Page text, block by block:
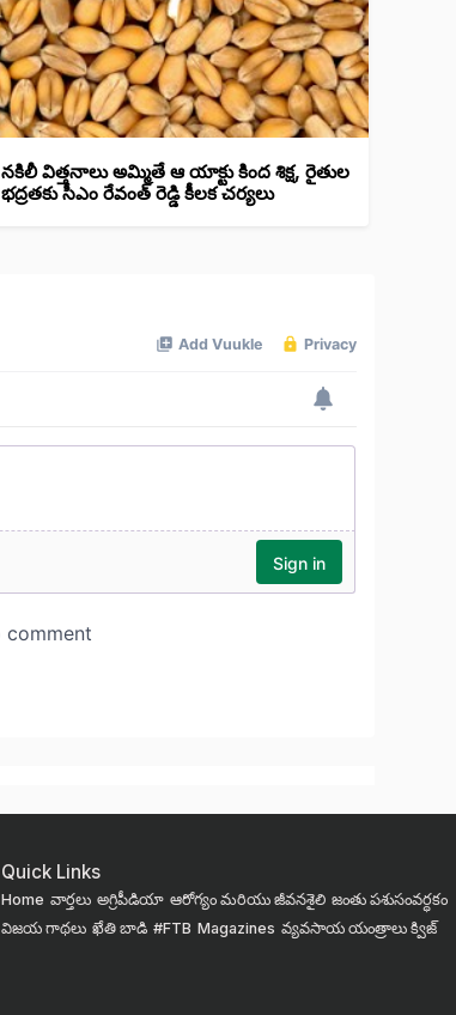
నకిలీ విత్తనాలు అమ్మితే ఆ యాక్టు కింద శిక్ష, రైతుల
భద్రతకు సీఎం రేవంత్ రెడ్డి కీలక చర్యలు
Quick Links
Home వార్తలు అగ్రిపీడియా ఆరోగ్యం మరియు జీవనశైలి జంతు పశుసంవర్ధకం
విజయ గాథలు ఖేతి బాడి #FTB Magazines వ్యవసాయ యంత్రాలుక్విజ్